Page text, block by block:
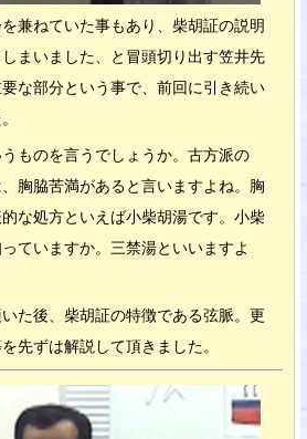
兼ねていた事もあり、柴胡証の説明
まいました、と冒頭切り出す笠井先
な部分という事で、前回に引き続い
うものを言うでしょうか。古方派の
胸脇苦満があると言いますよね。胸
な処方といえば小柴胡湯です。小柴
ていますか。三禁湯といいますよ
た後、柴胡証の特徴である弦脈。更
先ずは解説して頂きました。